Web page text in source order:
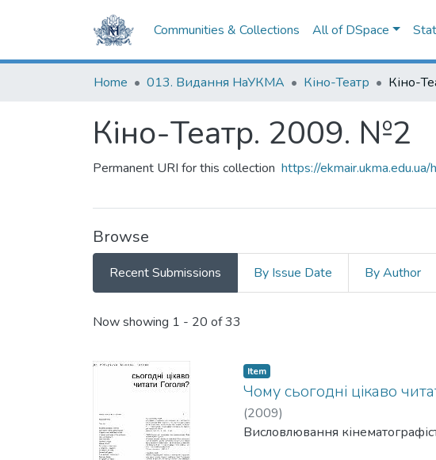
Communities & Collections All of DSpace
Home 013. Видання НаУКМА Кіно-Театр Кіно-
Кіно-Театр. 2009. №2
Permanent URI for this collection https://
Browse
Recent Submissions By Issue Date By Author
Recent Submissions
Now showing 1 - 20 of 33
Item
Чому сьогодні цікаво
(2009)
Висловлювання